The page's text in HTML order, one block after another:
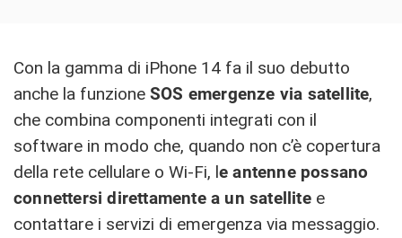
Con la gamma di iPhone 14 fa il suo debutto
anche la funzione SOS emergenze via satellite,
che combina componenti integrati con il
software in modo che, quando non c’è copertura
della rete cellulare o Wi-Fi, le antenne possano
connettersi direttamente a un satellitee
contattare i servizi di emergenza via messaggio.